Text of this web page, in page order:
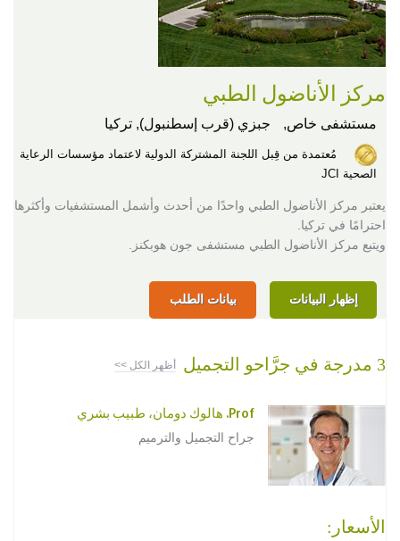
مركز الأناضول الطبي
مستشفى خاص, جبزي (قرب إسطنبول), تركيا
مُعتمدة من قِبل اللجنة المشتركة الدولية لاعتماد مؤسسات الرعاية
الصحية JCI
يعتبر مركز الأناضول الطبي واحدًا من أحدث وأشمل المستشفيات وأكثرها
احترامًا في تركيا.
ويتبع مركز الأناضول الطبي مستشفى جون هوبكنز.
إظهار البيانات بيانات الطلب
3 مدرجة في جرَّاحو التجميل أظهر الكل >>
Prof. هالوك دومان، طبيب بشري
جراح التجميل والترميم
الأسعار: